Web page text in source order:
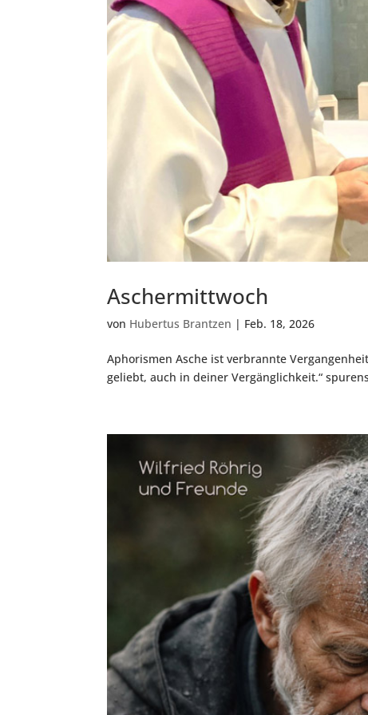
Aschermittwoch
von Hubertus Brantzen | Feb. 18, 2026
Aphorismen Asche ist verbrannte
geliebt, auch in deiner Vergänglichkeit.“